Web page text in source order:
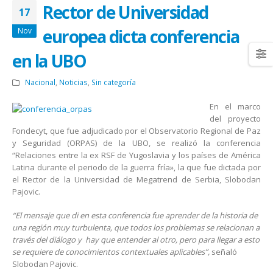
17
Nov
Rector de Universidad
europea dicta conferencia
en la UBO
Nacional Noticias Sin categoría
En el marco
del proyecto
Fondecyt, que fue adjudicado por el Observatorio Regional de Paz
y Seguridad (ORPAS) de la UBO, se realizó la conferencia
“Relaciones entre la ex RSF de Yugoslavia y los países de América
Latina durante el periodo de la guerra fría», la que fue dictada por
el Rector de la Universidad de Megatrend de Serbia, Slobodan
Pajovic.
“El mensaje que di en esta conferencia fue aprender de la historia de
una región muy turbulenta, que todos los problemas se relacionan a
través del diálogo y hay que entender al otro, pero para llegar a esto
se requiere de conocimientos contextuales aplicables”, señaló
Slobodan Pajovic.